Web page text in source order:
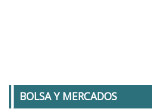
BOLSA Y MERCADOS